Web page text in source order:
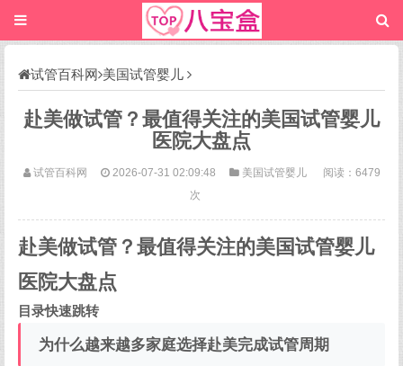
试管百科网 美国试管婴儿
赴美做试管？最值得关注的美国试管婴儿
医院大盘点
试管百科网 2026-07-31 02:09:48 美国试管婴儿
阅读：6479
次
赴美做试管？最值得关注的美国试管婴儿
医院大盘点
目录快速跳转
为什么越来越多家庭选择赴美完成试管周期